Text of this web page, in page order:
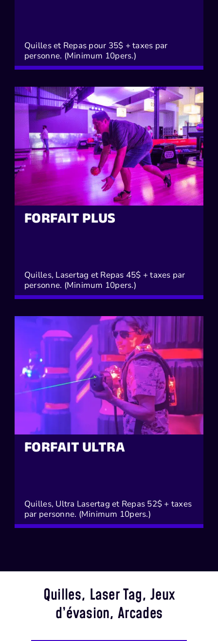
Quilles et Repas pour 35$ + taxes par
personne. (Minimum 10pers.)
FORFAIT PLUS
Quilles, Lasertag et Repas 45$ + taxes par
personne. (Minimum 10pers.)
FORFAIT ULTRA
Quilles, Ultra Lasertag et Repas 52$ + taxes
par personne. (Minimum 10pers.)
Quilles, Laser Tag, Jeux
d’évasion, Arcades